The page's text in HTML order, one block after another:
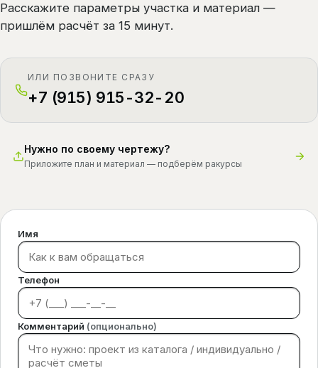
Расскажите параметры участка и материал —
пришлём расчёт за 15 минут.
ИЛИ ПОЗВОНИТЕ СРАЗУ
+7 (915) 915-32-20
Нужно по своему чертежу?
Приложите план и материал — подберём ракурсы
Имя
Телефон
Комментарий (опционально)